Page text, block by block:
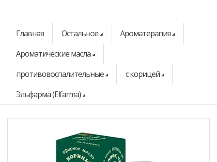
Главная Остальное
Ароматерапия
Ароматические масла
противовоспалительные
с корицей
Эльфарма (Elfarma)